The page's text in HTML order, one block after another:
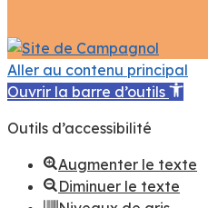
Aller au contenu principal
Ouvrir la barre d’outils
Outils d’accessibilité
Augmenter le texte
Diminuer le texte